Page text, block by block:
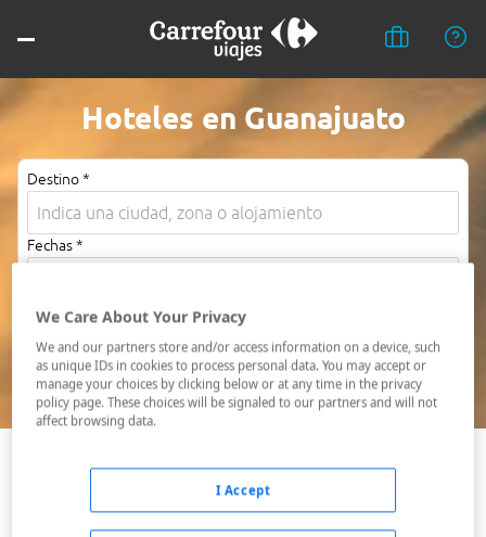
Hoteles en Guanajuato
Destino *
Fechas *
Ocupación *
1 habitación, 2 adultos
Buscar
Celaya
We Care About Your Privacy
We and our partners store and/or access information on a device, such
as unique IDs in cookies to process personal data. You may accept or
manage your choices by clicking below or at any time in the privacy
policy page. These choices will be signaled to our partners and will not
affect browsing data.
I Accept